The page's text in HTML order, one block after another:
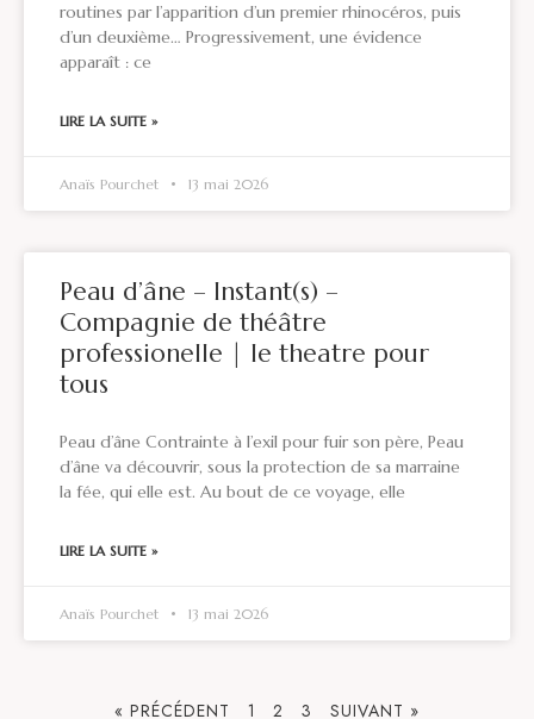
routines par l’apparition d’un premier rhinocéros, puis
d’un deuxième… Progressivement, une évidence
apparaît : ce
LIRE LA SUITE »
Anaïs Pourchet 13 mai 2026
Peau d’âne – Instant(s) –
Compagnie de théâtre
professionelle | le theatre pour
tous
Peau d’âne Contrainte à l’exil pour fuir son père, Peau
d’âne va découvrir, sous la protection de sa marraine
la fée, qui elle est. Au bout de ce voyage, elle
LIRE LA SUITE »
Anaïs Pourchet 13 mai 2026
« PRÉCÉDENT 1 2 3 SUIVANT »